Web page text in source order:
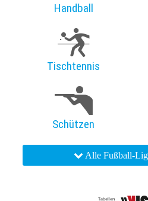
Handball
Tischtennis
Schützen
Alle Fußball-